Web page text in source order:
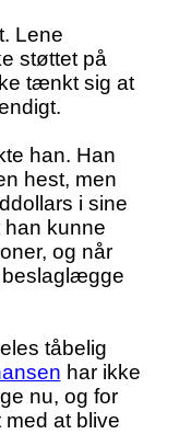
Lene
støttet på
tænkt sig at
han. Han
hest, men
i sine
han kunne
og når
beslaglægge
tåbelig
har ikke
nu, og for
med at blive